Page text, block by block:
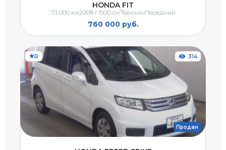
HONDA FIT
760 000 руб.
73 000 км2008 г.1500 см3БензинПередний
R
Продан
314